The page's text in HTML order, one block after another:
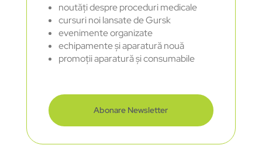
noutăți despre proceduri medicale
cursuri noi lansate de Gursk
evenimente organizate
echipamente și aparatură nouă
promoții aparatură și consumabile
Abonare Newsletter